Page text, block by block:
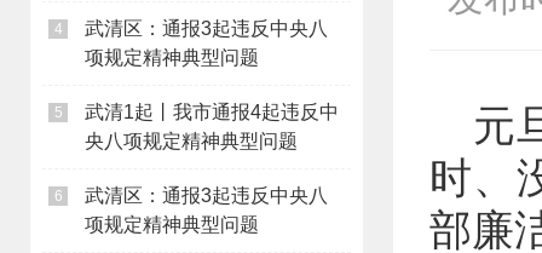
4
武清区：通报3起违反中央八
项规定精神典型问题
5
武清1起丨我市通报4起违反中
央八项规定精神典型问题
6
武清区：通报3起违反中央八
项规定精神典型问题
元
时、
部廉